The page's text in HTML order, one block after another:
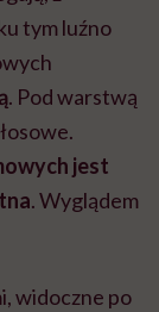
tym luźno
. Pod warstwą
jest
. Wyglądem
widoczne po